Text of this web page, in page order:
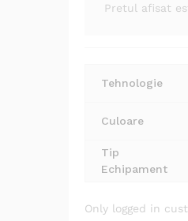
Pretul afisat
Tehnologie
Culoare
Tip
Echipament
Only logged in